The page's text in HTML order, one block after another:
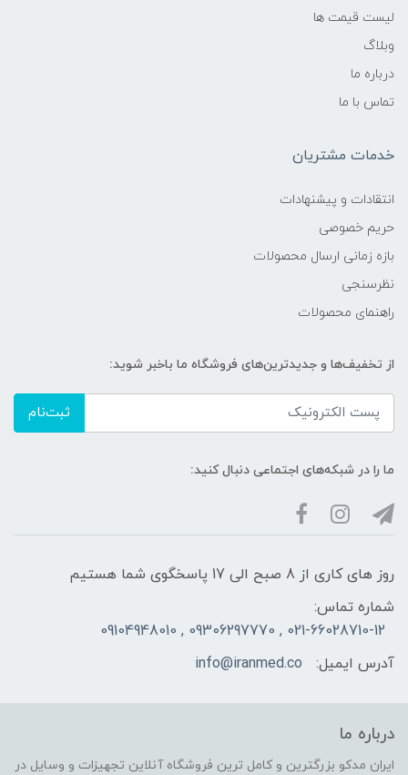
لیست قیمت ها
وبلاگ
درباره ما
تماس با ما
خدمات مشتریان
انتقادات و پیشنهادات
حریم خصوصی
بازه زمانی ارسال محصولات
نظرسنجی
راهنمای محصولات
از تخفیف‌ها و جدیدترین‌های فروشگاه ما باخبر شوید:
ثبت‌نام
ما را در شبکه‌های اجتماعی دنبال کنید:
روز های کاری از 8 صبح الی 17 پاسخگوی شما هستیم
شماره تماس:
021-66028710-12 , 09306297770 , 09104948010
آدرس ایمیل:
info@iranmed.co
درباره ما
ایران مدکو بزرگترین و کامل ترین فروشگاه آنلاین تجهیزات و وسایل در